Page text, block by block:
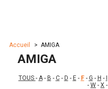
Accueil > AMIGA
AMIGA
TOUS - A- B - C- D - E- F- G - H -
- W - X -